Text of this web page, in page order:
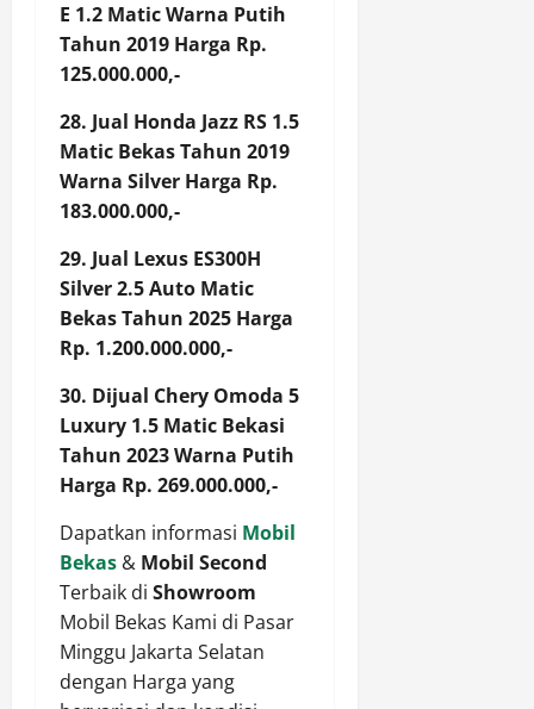
E 1.2 Matic Warna Putih
Tahun 2019 Harga Rp.
125.000.000,-
28. Jual Honda Jazz RS 1.5
Matic Bekas Tahun 2019
Warna Silver Harga Rp.
183.000.000,-
29. Jual Lexus ES300H
Silver 2.5 Auto Matic
Bekas Tahun 2025 Harga
Rp. 1.200.000.000,-
30. Dijual Chery Omoda 5
Luxury 1.5 Matic Bekasi
Tahun 2023 Warna Putih
Harga Rp. 269.000.000,-
Dapatkan informasi Mobil
Bekas & Mobil Second
Terbaik di Showroom
Mobil Bekas Kami di Pasar
Minggu Jakarta Selatan
dengan Harga yang